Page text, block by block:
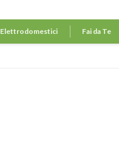
Elettrodomestici Fai da Te